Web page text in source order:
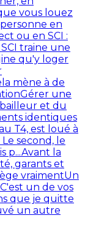
vous louez
en
ou en SCI :
SCI traine une
qu'y loger
mène à de
Gérer une
et du
identiques
T4, est loué à
second, le
p...Avant la
garants et
vraimentUn
un de vos
que je quitte
un autre